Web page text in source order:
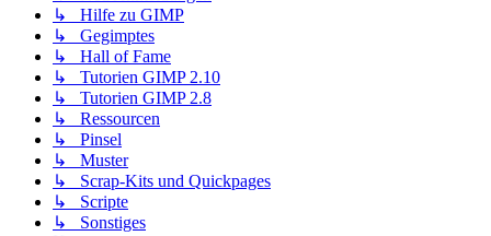
↳ Hilfe zu GIMP
↳ Gegimptes
↳ Hall of Fame
↳ Tutorien GIMP 2.10
↳ Tutorien GIMP 2.8
↳ Ressourcen
↳ Pinsel
↳ Muster
↳ Scrap-Kits und Quickpages
↳ Scripte
↳ Sonstiges